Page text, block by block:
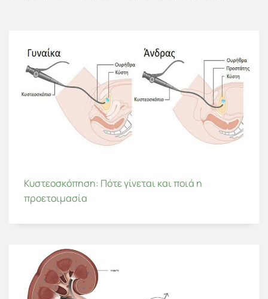
Κυστεοσκόπηση: Πότε γίνεται και ποιά η
προετοιμασία